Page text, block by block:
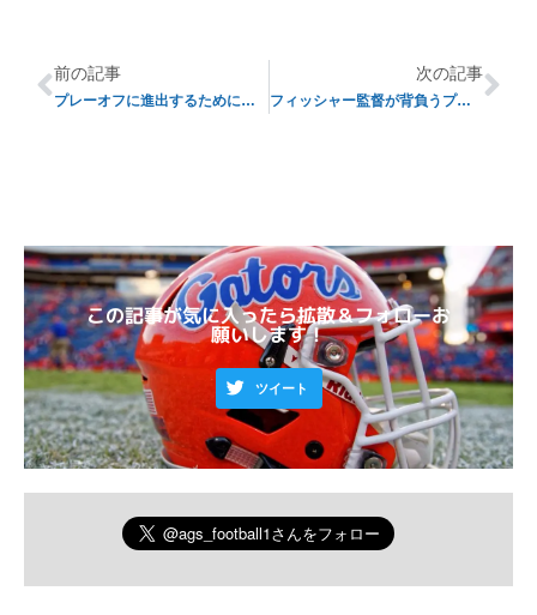
前の記事
プレーオフに進出するためには・・・
次の記事
フィッシャー監督が背負うプレッシャー
この記事が気に入ったら拡散＆フォローお
願いします！
ツイート